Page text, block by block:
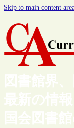
Skip to main content area
図書館界
最新の情
国会図書